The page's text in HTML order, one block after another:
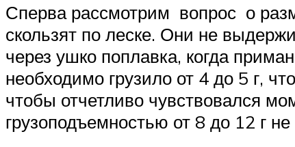
Сперва рассмотрим вопрос о
скользят по леске. Они не
через ушко поплавка, когда
необходимо грузило от 4 до 5 г,
чтобы отчетливо чувствовался
грузоподъемностью от 8 до 12 г